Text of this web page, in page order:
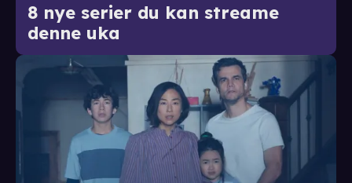
8 nye serier du kan streame
denne uka